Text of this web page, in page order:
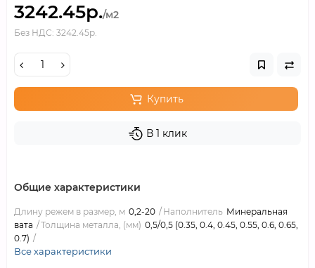
3242.45р./м2
Без НДС: 3242.45р.
Купить
В 1 клик
Общие характеристики
Длину режем в размер, м 0,2-20 Наполнитель Минеральная
вата
Толщина металла, (мм) 0,5/0,5 (0.35, 0.4, 0.45, 0.55, 0.6, 0.65,
0.7)
Все характеристики